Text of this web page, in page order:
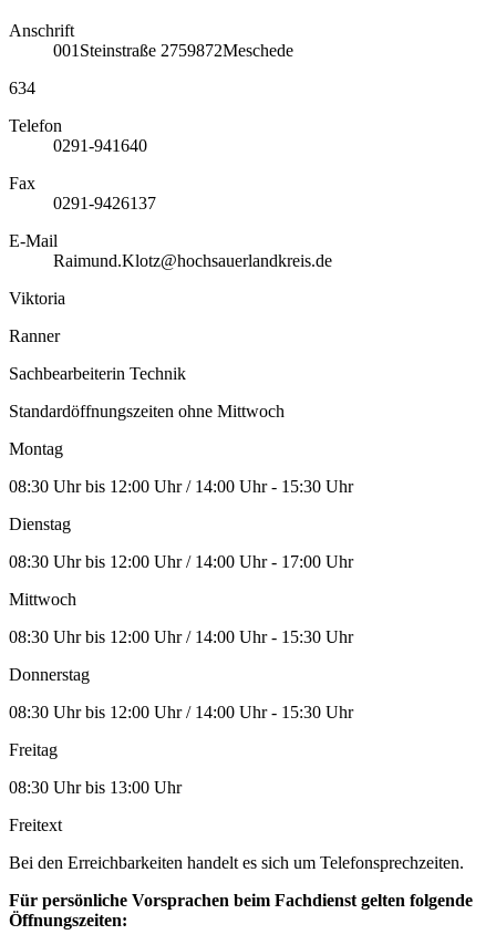
Anschrift
001 Steinstraße 2759872Meschede
634
Telefon
0291-941640
Fax
0291-9426137
E-Mail
Raimund.Klotz@hochsauerlandkreis.de
Viktoria
Ranner
Sachbearbeiterin Technik
Standardöffnungszeiten ohne Mittwoch
Montag
08:30 Uhr bis 12:00 Uhr / 14:00 Uhr - 15:30 Uhr
Dienstag
08:30 Uhr bis 12:00 Uhr / 14:00 Uhr - 17:00 Uhr
Mittwoch
08:30 Uhr bis 12:00 Uhr / 14:00 Uhr - 15:30 Uhr
Donnerstag
08:30 Uhr bis 12:00 Uhr / 14:00 Uhr - 15:30 Uhr
Freitag
08:30 Uhr bis 13:00 Uhr
Freitext
Bei den Erreichbarkeiten handelt es sich um Telefonsprechzeiten.
Für persönliche Vorsprachen beim Fachdienst gelten folgende
Öffnungszeiten: